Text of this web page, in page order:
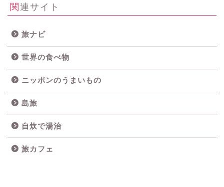
関連サイト
旅ナビ
世界の食べ物
ニッポンのうまいもの
島旅
自炊で湯治
旅カフェ